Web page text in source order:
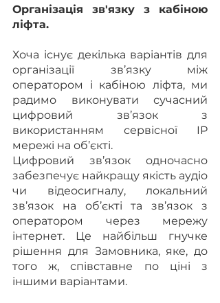
Організація зв'язку з кабіною
ліфта.
Хоча існує декілька варіантів для
організації зв’язку між
оператором і кабіною ліфта, ми
радимо виконувати сучасний
цифровий зв’язок з
використанням сервісної IP
мережі на об’єкті.
Цифровий зв’язок одночасно
забезпечує найкращу якість аудіо
чи відеосигналу, локальний
зв’язок на об’єкті та зв’язок з
оператором через мережу
інтернет. Це найбільш гнучке
рішення для Замовника, яке, до
того ж, співставне по ціні з
іншими варіантами.